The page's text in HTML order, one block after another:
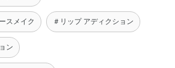
スメイク ＃リップ アディクション
ン